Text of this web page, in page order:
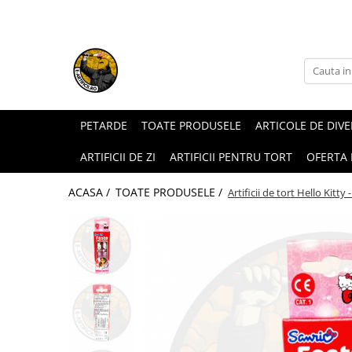
ARTICOLE DE DIVERTISMENT
FUMIGENE COLORATE
Torte de stadion
GENDER REVEAL
Fumigene colorate gender reveal
Artificii gender reveal
Baloane gender reveal
ARTICOLE DE PETRECERE
Artificii sparklers
Artificii Tort Engros
PETARDE TOATE PRODUSELE ARTICOLE DE
ARTIFICII DE ZI ARTIFICII PENTRU TORT OFERTA
ACASA / TOATE PRODUSELE / Artificii de tort Hello Kitty